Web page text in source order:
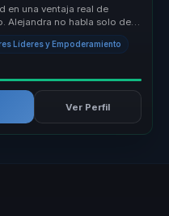
en una ventaja real de
Alejandra no habla solo de
Líderes y Empoderamiento
Ver Perfil